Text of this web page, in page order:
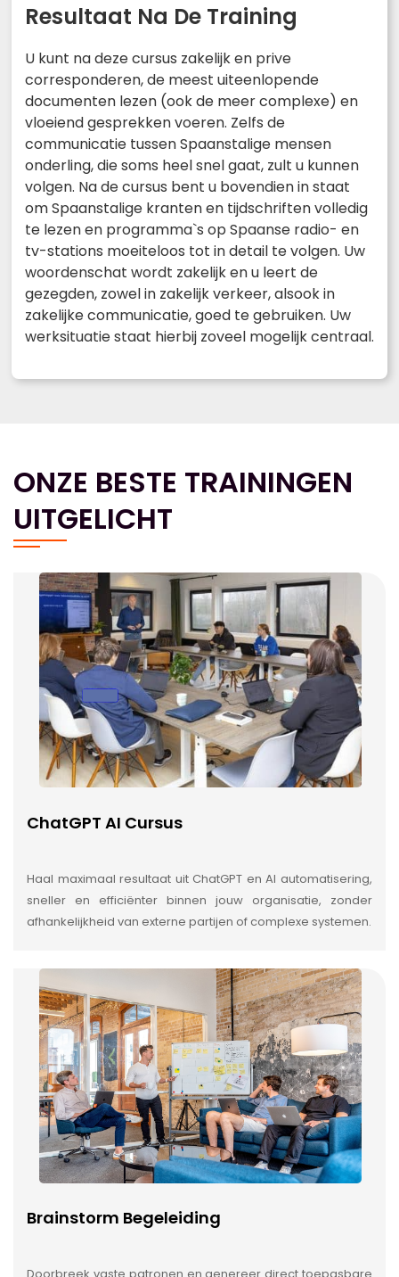
Resultaat Na De Training
U kunt na deze cursus zakelijk en prive
corresponderen, de meest uiteenlopende
documenten lezen (ook de meer complexe) en
vloeiend gesprekken voeren. Zelfs de
communicatie tussen Spaanstalige mensen
onderling, die soms heel snel gaat, zult u kunnen
volgen. Na de cursus bent u bovendien in staat
om Spaanstalige kranten en tijdschriften volledig
te lezen en programma`s op Spaanse radio- en
tv-stations moeiteloos tot in detail te volgen. Uw
woordenschat wordt zakelijk en u leert de
gezegden, zowel in zakelijk verkeer, alsook in
zakelijke communicatie, goed te gebruiken. Uw
werksituatie staat hierbij zoveel mogelijk centraal.
ONZE BESTE TRAININGEN
UITGELICHT
ChatGPT AI Cursus
Haal maximaal resultaat uit ChatGPT en AI automatisering,
sneller en efficiënter binnen jouw organisatie, zonder
afhankelijkheid van externe partijen of complexe systemen.
Brainstorm Begeleiding